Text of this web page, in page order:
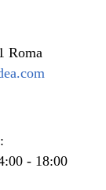
Roma
- 18:00